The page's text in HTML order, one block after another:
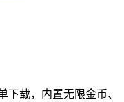
下载，内置无限金币、